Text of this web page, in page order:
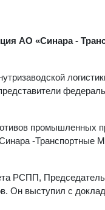
АО «Синара -
промышленных
-Транспортные
РСПП,
Он выступил с